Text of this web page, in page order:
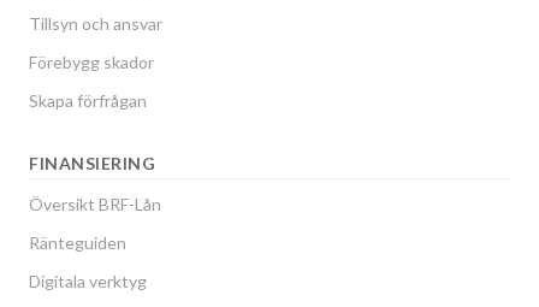
Tillsyn och ansvar
Förebygg skador
Skapa förfrågan
FINANSIERING
Översikt BRF-Lån
Ränteguiden
Digitala verktyg